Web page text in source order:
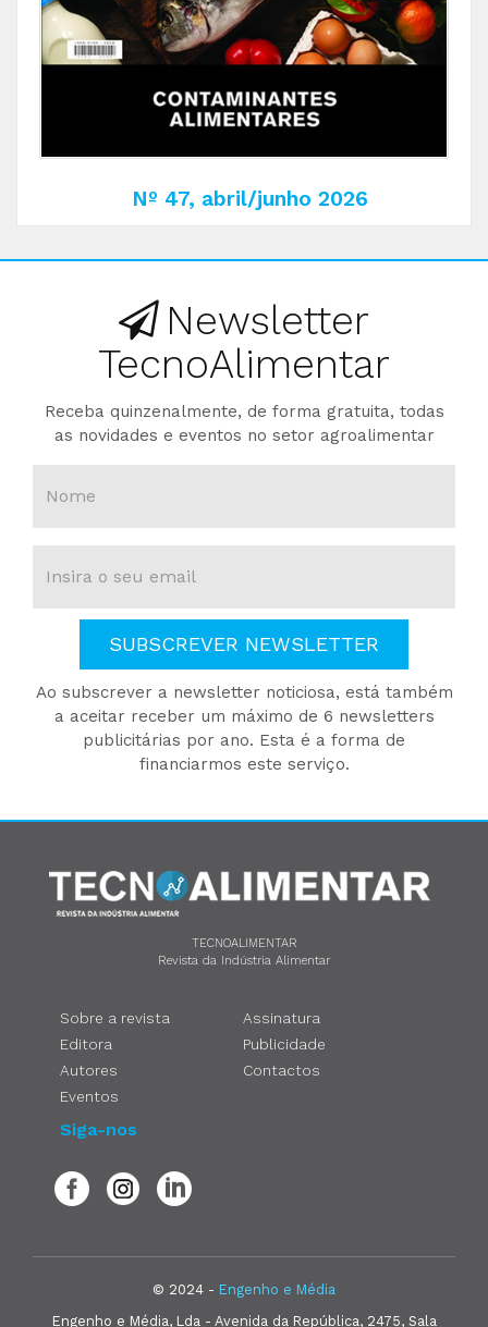
Nº 47, abril/junho 2026
Newsletter
TecnoAlimentar
Receba quinzenalmente, de forma gratuita, todas
as novidades e eventos no setor agroalimentar
SUBSCREVER NEWSLETTER
Ao subscrever a newsletter noticiosa, está também
a aceitar receber um máximo de 6 newsletters
publicitárias por ano. Esta é a forma de
financiarmos este serviço.
TECNOALIMENTAR
Revista da Indústria Alimentar
Sobre a revista
Editora
Autores
Eventos
Assinatura
Publicidade
Contactos
Siga-nos
© 2024 - Engenho e Média
Engenho e Média, Lda - Avenida da República, 2475, Sala